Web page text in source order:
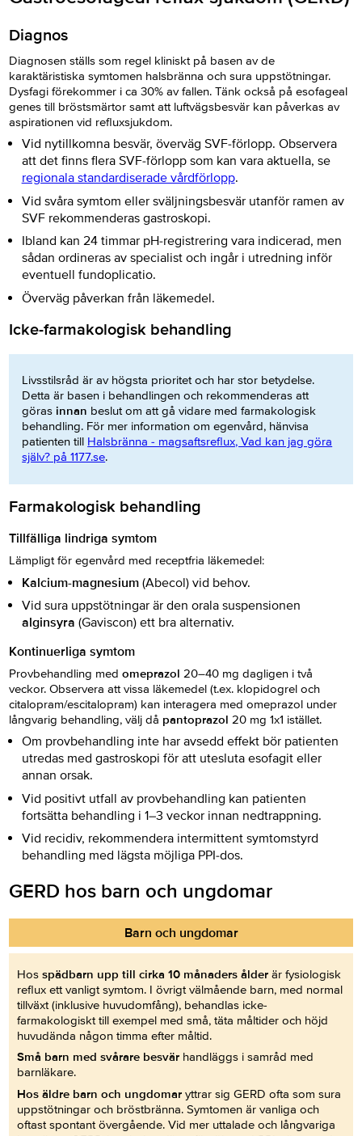
Diagnos
Diagnosen ställs som regel kliniskt på basen av de
karaktäristiska symtomen halsbränna och sura uppstötningar.
Dysfagi förekommer i ca 30% av fallen. Tänk också på esofageal
genes till bröstsmärtor samt att luftvägsbesvär kan påverkas av
aspirationen vid refluxsjukdom.
Vid nytillkomna besvär, överväg SVF-förlopp. Observera
att det finns flera SVF-förlopp som kan vara aktuella, se
regionala standardiserade vårdförlopp.
Vid svåra symtom eller sväljningsbesvär utanför ramen av
SVF rekommenderas gastroskopi.
Ibland kan 24 timmar pH-registrering vara indicerad, men
sådan ordineras av specialist och ingår i utredning inför
eventuell fundoplicatio.
Överväg påverkan från läkemedel.
Icke-farmakologisk behandling
Livsstilsråd är av högsta prioritet och har stor betydelse.
Detta är basen i behandlingen och rekommenderas att
göras innan beslut om att gå vidare med farmakologisk
behandling. För mer information om egenvård, hänvisa
patienten till Halsbränna - magsaftsreflux, Vad kan jag göra
själv? på 1177.se.
Farmakologisk behandling
Tillfälliga lindriga symtom
Lämpligt för egenvård med receptfria läkemedel:
Kalcium-magnesium(Abecol) vid behov.
Vid sura uppstötningar är den orala suspensionen
alginsyra (Gaviscon) ett bra alternativ.
Kontinuerliga symtom
Provbehandling medomeprazol 20–40 mg dagligen i två
veckor. Observera att vissa läkemedel (t.ex. klopidogrel och
citalopram/escitalopram) kan interagera med omeprazol under
långvarig behandling, välj då pantoprazol 20 mg 1x1 istället.
Om provbehandling inte har avsedd effekt bör patienten
utredas med gastroskopi för att utesluta esofagit eller
annan orsak.
Vid positivt utfall av provbehandling kan patienten
fortsätta behandling i 1–3 veckor innan nedtrappning.
Vid recidiv, rekommendera intermittent symtomstyrd
behandling med lägsta möjliga PPI-dos.
GERD hos barn och ungdomar
Barn och ungdomar
Hos spädbarn upp till cirka 10 månaders ålderär fysiologisk
reflux ett vanligt symtom. I övrigt välmående barn, med normal
tillväxt (inklusive huvudomfång), behandlas icke-
farmakologiskt till exempel med små, täta måltider och höjd
huvudända någon timma efter måltid.
Små barn med svårare besvärhandläggs i samråd med
barnläkare.
Hos äldre barn och ungdomaryttrar sig GERD ofta som sura
uppstötningar och bröstbränna. Symtomen är vanliga och
oftast spontant övergående. Vid mer uttalade och långvariga